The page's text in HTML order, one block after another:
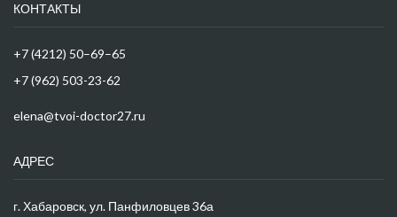
КОНТАКТЫ
+7 (4212) 50–69–65
+7 (962) 503-23-62
elena@tvoi-doctor27.ru
АДРЕС
г. Хабаровск, ул. Панфиловцев 36а